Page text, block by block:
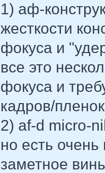
1) аф-
жесткости
фокуса и
все это
фокуса и
кадров/
2) af-d micro-
но есть
заметное